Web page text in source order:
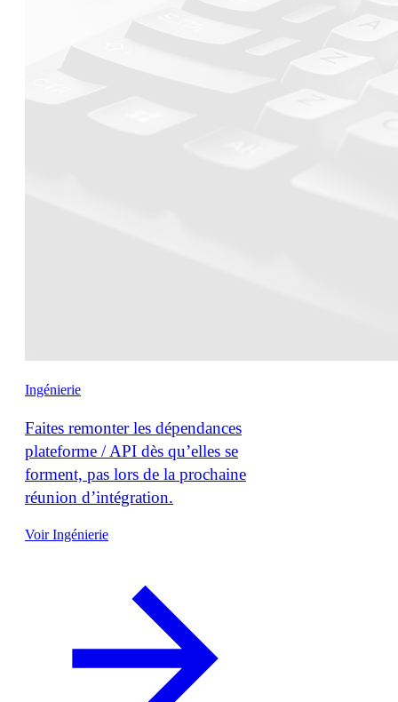
Ingénierie
Faites remonter les dépendances
plateforme / API dès qu’elles se
forment, pas lors de la prochaine
réunion d’intégration.
Voir Ingénierie